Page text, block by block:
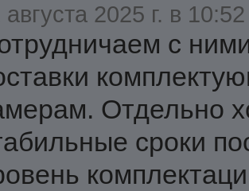
августа 2025 г. в
с
Отдельно
сроки